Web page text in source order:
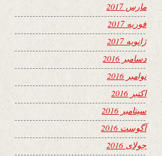
مارس 2017
فوریه 2017
ژانویه 2017
دسامبر 2016
نوامبر 2016
اکتبر 2016
سپتامبر 2016
آگوست 2016
جولای 2016